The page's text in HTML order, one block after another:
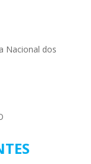
Nacional dos